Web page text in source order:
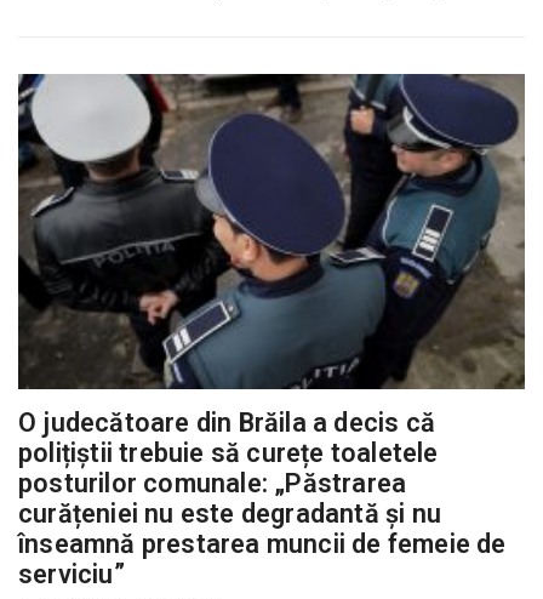
O judecătoare din Brăila a decis că
polițiștii trebuie să curețe toaletele
posturilor comunale: „Păstrarea
curățeniei nu este degradantă și nu
înseamnă prestarea muncii de femeie de
serviciu”